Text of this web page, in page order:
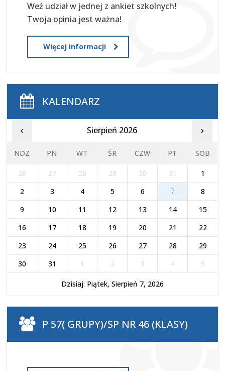
Weź udział w jednej z ankiet szkolnych!
Twoja opinia jest ważna!
Więcej informacji
KALENDARZ
‹ Sierpień 2026 ›
NDZ PN WT ŚR CZW PT SOB
26 27 28 29 30 31
1
2
3 4 5 6 7
8
9
10 11 12 13 14
15
16
17 18 19 20 21
22
23
24 25 26 27 28
29
30
31 1 2 3 4 5
Dzisiaj: Piątek, Sierpień 7, 2026
P 57( GRUPY)/SP NR 46 (KLASY)